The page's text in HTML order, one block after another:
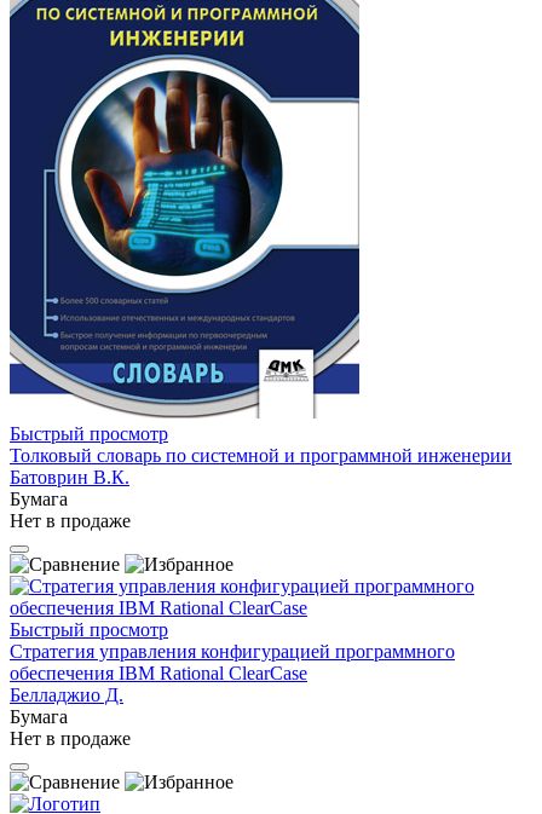
Быстрый просмотр
Толковый словарь по системной и программной инженерии
Батоврин В.К.
Бумага
Нет в продаже
Быстрый просмотр
Стратегия управления конфигурацией программного
обеспечения IBM Rational ClearCase
Белладжио Д.
Бумага
Нет в продаже